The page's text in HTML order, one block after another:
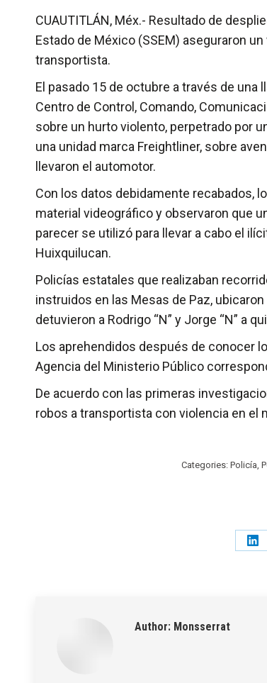
CUAUTITLÁN, Méx.- Resultado de
Estado de México (SSEM) aseguraron
transportista.
El pasado 15 de octubre a través de una
Centro de Control, Comando,
sobre un hurto violento, perpetrado por
una unidad marca Freightliner, sobre
llevaron el automotor.
Con los datos debidamente recabados,
material videográfico y observaron que
parecer se utilizó para llevar a cabo el
Huixquilucan.
Policías estatales que realizaban
instruidos en las Mesas de Paz,
detuvieron a Rodrigo “N” y Jorge “N” a
Los aprehendidos después de conocer
Agencia del Ministerio Público
De acuerdo con las primeras
robos a transportista con violencia en el
Categories: Policía,
Author: Monsserrat